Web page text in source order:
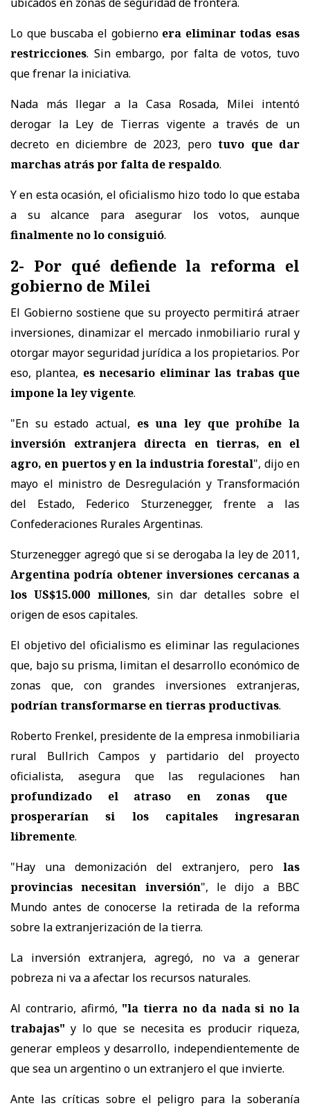
Lo que buscaba el gobierno era eliminar todas esas
restricciones. Sin embargo, por falta de votos, tuvo
que frenar la iniciativa.
Nada más llegar a la Casa Rosada, Milei intentó
derogar la Ley de Tierras vigente a través de un
decreto en diciembre de 2023, pero tuvo que dar
marchas atrás por falta de respaldo.
Y en esta ocasión, el oficialismo hizo todo lo que estaba
a su alcance para asegurar los votos, aunque
finalmente no lo consiguió.
2- Por qué defiende la reforma el
gobierno de Milei
El Gobierno sostiene que su proyecto permitirá atraer
inversiones, dinamizar el mercado inmobiliario rural y
otorgar mayor seguridad jurídica a los propietarios. Por
eso, plantea, es necesario eliminar las trabas que
impone la ley vigente.
"En su estado actual, es una ley que prohíbe la
inversión extranjera directa en tierras, en el
agro, en puertos y en la industria forestal", dijo en
mayo el ministro de Desregulación y Transformación
del Estado, Federico Sturzenegger, frente a las
Confederaciones Rurales Argentinas.
Sturzenegger agregó que si se derogaba la ley de 2011,
Argentina podría obtener inversiones cercanas a
los US$15.000 millones, sin dar detalles sobre el
origen de esos capitales.
El objetivo del oficialismo es eliminar las regulaciones
que, bajo su prisma, limitan el desarrollo económico de
zonas que, con grandes inversiones extranjeras,
podrían transformarse en tierras productivas.
Roberto Frenkel, presidente de la empresa inmobiliaria
rural Bullrich Campos y partidario del proyecto
oficialista, asegura que las regulaciones han
profundizado el atraso en zonas que
prosperarían si los capitales ingresaran
libremente.
"Hay una demonización del extranjero, pero las
provincias necesitan inversión", le dijo a BBC
Mundo antes de conocerse la retirada de la reforma
sobre la extranjerización de la tierra.
La inversión extranjera, agregó, no va a generar
pobreza ni va a afectar los recursos naturales.
Al contrario, afirmó, "la tierra no da nada si no la
trabajas" y lo que se necesita es producir riqueza,
generar empleos y desarrollo, independientemente de
que sea un argentino o un extranjero el que invierte.
Ante las críticas sobre el peligro para la soberanía